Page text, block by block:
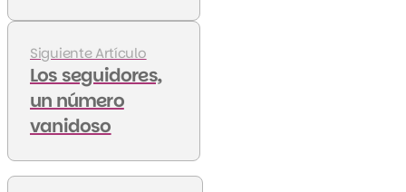
Siguiente Artículo
Los seguidores,
un número
vanidoso